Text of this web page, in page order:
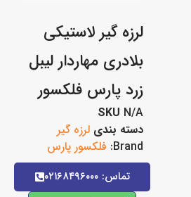
لرزه گیر ﻻستیکی
بلادری مهاردار لیبل
زرد پارس فلکسور
لرزه گیر
فلکسور پارس